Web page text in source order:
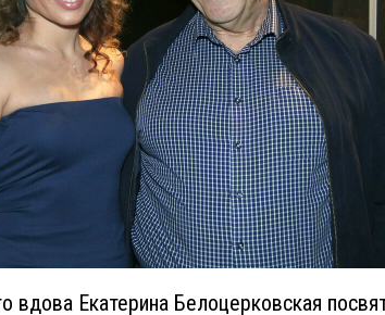
вдова Екатерина Белоцерковская